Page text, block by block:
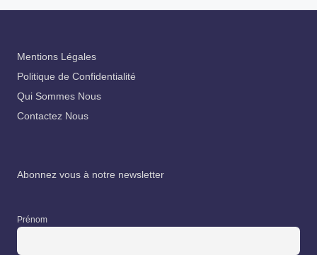
Mentions Légales
Politique de Confidentialité
Qui Sommes Nous
Contactez Nous
Abonnez vous à notre newsletter
Prénom